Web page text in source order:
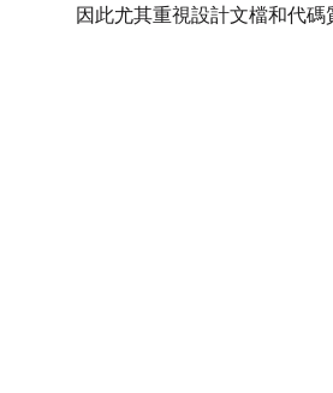
因此尤其重視設計文檔和代碼